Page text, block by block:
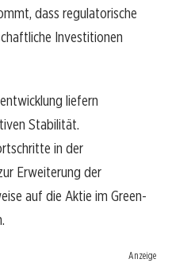
dass regulatorische
Investitionen
liefern
Stabilität.
in der
Erweiterung der
auf die Aktie im Green-
Anzeige